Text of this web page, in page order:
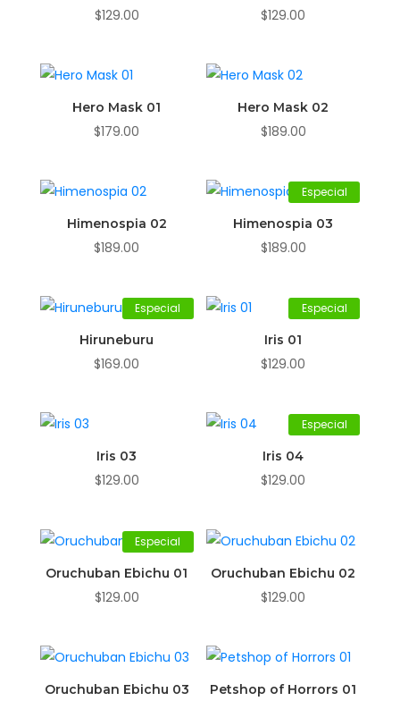
$129.00 $129.00
Hero Mask 01
$179.00
Hero Mask 02
$189.00
Himenospia 02
$189.00
Especial
Himenospia 03
$189.00
Especial
Hiruneburu
$169.00
Especial
Iris 01
$129.00
Iris 03
$129.00
Especial
Iris 04
$129.00
Especial
Oruchuban Ebichu 01
$129.00
Oruchuban Ebichu 02
$129.00
Oruchuban Ebichu 03 Petshop of Horrors 01